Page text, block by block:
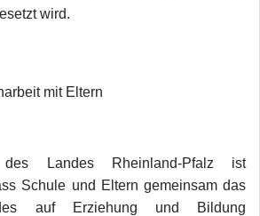
wird.
mit Eltern
des Landes Rheinland-Pfalz ist
Schule und Eltern gemeinsam das
auf Erziehung und Bildung